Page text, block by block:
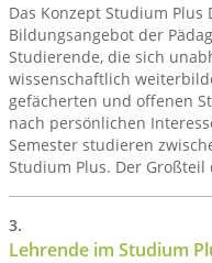
Das Konzept Studium
Bildungsangebot der
Studierende, die sich
wissenschaftlich
gefächerten und offenen
nach persönlichen
Semester studieren
Studium Plus. Der Großteil
Lehrende im Studium